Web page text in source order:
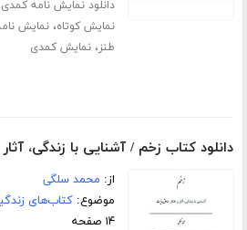
دانلود نمایش نامه کمدی
نمایش کوتاه،نمایش
طنز،نمایش کمدی
دانلود کتاب زخم / آشنایی با زندگی،
از: محمد سلگی
موضوع:کتاب‌های
۱۴ صفحه